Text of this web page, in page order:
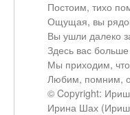
Постоим, тихо
Ощущая, вы
Вы ушли далеко
Здесь вас
Мы приходим,
Любим, помним,
© Copyright:
Ирина Шах